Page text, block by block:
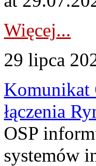
Więcej...
29 lipca
Komunikat
łączenia
OSP
systemów